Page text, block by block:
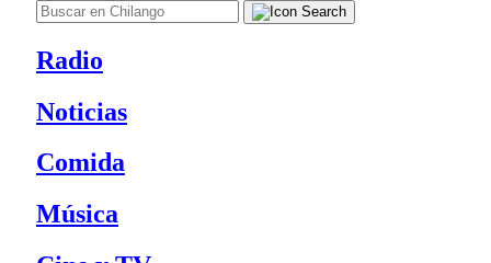
Radio
Noticias
Comida
Música